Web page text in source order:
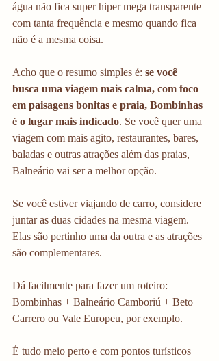
água não fica super hiper mega transparente
com tanta frequência e mesmo quando fica
não é a mesma coisa.
Acho que o resumo simples é: se você
busca uma viagem mais calma, com foco
em paisagens bonitas e praia, Bombinhas
é o lugar mais indicado. Se você quer uma
viagem com mais agito, restaurantes, bares,
baladas e outras atrações além das praias,
Balneário vai ser a melhor opção.
Se você estiver viajando de carro, considere
juntar as duas cidades na mesma viagem.
Elas são pertinho uma da outra e as atrações
são complementares.
Dá facilmente para fazer um roteiro:
Bombinhas + Balneário Camboriú + Beto
Carrero ou Vale Europeu, por exemplo.
É tudo meio perto e com pontos turísticos